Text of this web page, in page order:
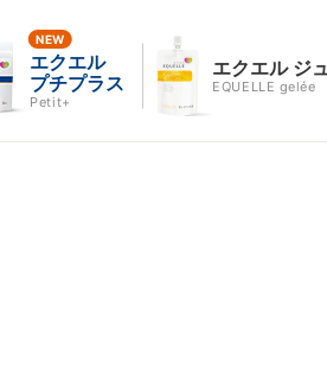
エクエル
プチプラス
Petit+
エクエル ジ
EQUELLE gelée